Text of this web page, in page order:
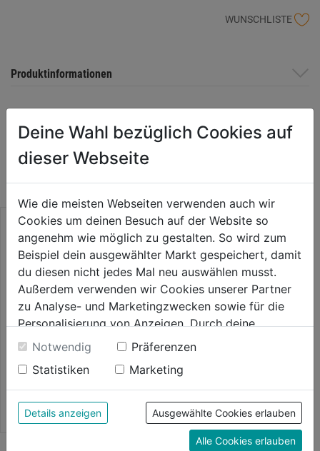
WUNSCHLISTE
Produktinformationen
WEITERE PRODUKTE AUS DIESER
KATEGORIE
Sechskantschraube verz.
DIN931-8.8
0.0 (0)
0.0
von
5
Sternen.
17,59€
Deine Wahl bezüglich Cookies auf
dieser Webseite
Wie die meisten Webseiten verwenden auch wir
Cookies um deinen Besuch auf der Website so
angenehm wie möglich zu gestalten. So wird zum
Beispiel dein ausgewählter Markt gespeichert, damit
du diesen nicht jedes Mal neu auswählen musst.
Außerdem verwenden wir Cookies unserer Partner
zu Analyse- und Marketingzwecken sowie für die
Personalisierung von Anzeigen. Durch deine
Einwilligung werden die Daten von Drittanbieter,
unter anderem auch in den USA, verarbeitet.
Durch Klick auf "Alle Cookies erlauben" stimmst du
der Verwendung aller Cookies zu. Unter "Details
anzeigen" findest du alle Infos zu den
unterschiedlichen Cookies, unter "Cookies
Konfigurieren" kannst du auswählen, welche Cookies
Notwendig
Präferenzen
Statistiken
Marketing
Details anzeigen Ausgewählte Cookies erlauben
Alle Cookies erlauben